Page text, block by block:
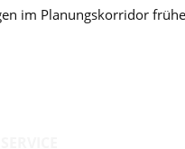
im Planungskorridor